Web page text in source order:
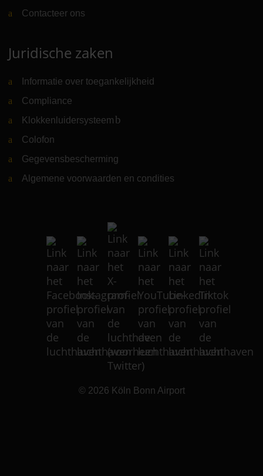
Contacteer ons
Juridische zaken
Informatie over toegankelijkheid
Compliance
Klokkenluidersysteem (Link naar externe website)
Colofon
Gegevensbescherming
Algemene voorwaarden en condities
© 2026 Köln Bonn Airport